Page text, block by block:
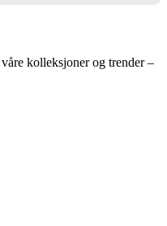
kolleksjoner og trender –